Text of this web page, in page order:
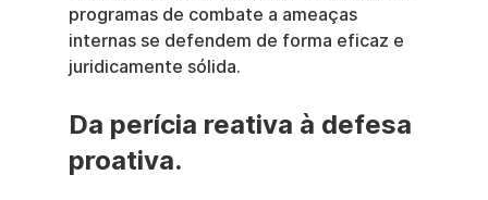
programas de combate a ameaças
internas se defendem de forma eficaz e
juridicamente sólida.
Da perícia reativa à defesa
proativa.